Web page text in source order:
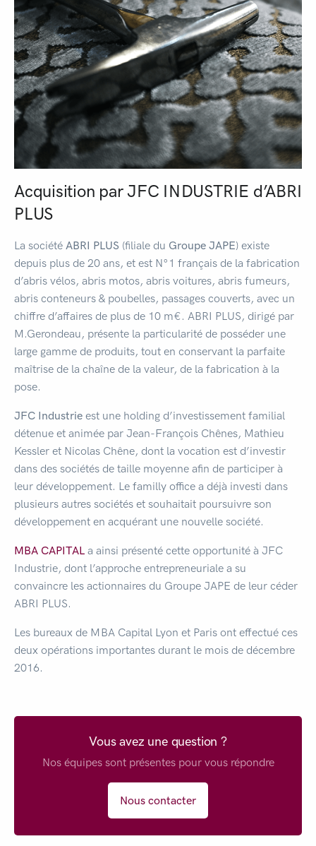
Acquisition par JFC INDUSTRIE d’ABRI
PLUS
La société ABRI PLUS (filiale du Groupe JAPE) existe
depuis plus de 20 ans, et est N°1 français de la fabrication
d’abris vélos, abris motos, abris voitures, abris fumeurs,
abris conteneurs & poubelles, passages couverts, avec un
chiffre d’affaires de plus de 10 m€. ABRI PLUS, dirigé par
M.Gerondeau, présente la particularité de posséder une
large gamme de produits, tout en conservant la parfaite
maîtrise de la chaîne de la valeur, de la fabrication à la
pose.
JFC Industrie est une holding d’investissement familial
détenue et animée par Jean-François Chênes, Mathieu
Kessler et Nicolas Chêne, dont la vocation est d’investir
dans des sociétés de taille moyenne afin de participer à
leur développement. Le familly office a déjà investi dans
plusieurs autres sociétés et souhaitait poursuivre son
développement en acquérant une nouvelle société.
MBA CAPITAL a ainsi présenté cette opportunité à JFC
Industrie, dont l’approche entrepreneuriale a su
convaincre les actionnaires du Groupe JAPE de leur céder
ABRI PLUS.
Les bureaux de MBA Capital Lyon et Paris ont effectué ces
deux opérations importantes durant le mois de décembre
2016.
Vous avez une question ?
Nos équipes sont présentes pour vous répondre
Nous contacter